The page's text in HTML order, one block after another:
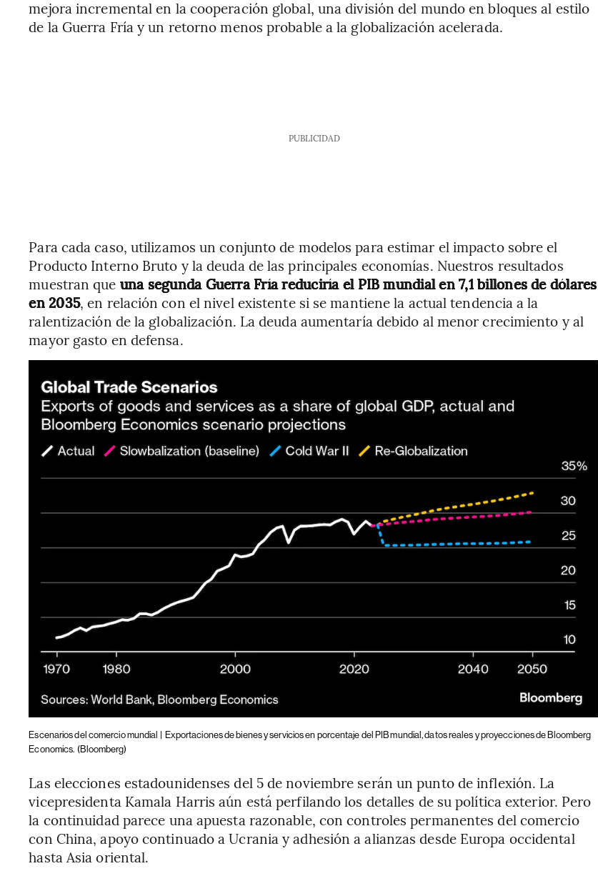
mejora incremental en la cooperación global, una división del mundo en bloques al estilo
de la Guerra Fría y un retorno menos probable a la globalización acelerada.
PUBLICIDAD
Para cada caso, utilizamos un conjunto de modelos para estimar el impacto sobre el
Producto Interno Bruto y la deuda de las principales economías. Nuestros resultados
muestran que una segunda Guerra Fría reduciría el PIB mundial en 7,1 billones de dólares
en 2035, en relación con el nivel existente si se mantiene la actual tendencia a la
ralentización de la globalización. La deuda aumentaría debido al menor crecimiento y al
mayor gasto en defensa.
Escenarios del comercio mundial |
Exportaciones de bienes y servicios en porcentaje del PIB mundial, datos reales y proyecciones de Bloomberg
Economics. (Bloomberg)
Las elecciones estadounidenses del 5 de noviembre serán un punto de inflexión. La
vicepresidenta Kamala Harris aún está perfilando los detalles de su política exterior. Pero
la continuidad parece una apuesta razonable, con controles permanentes del comercio
con China, apoyo continuado a Ucrania y adhesión a alianzas desde Europa occidental
hasta Asia oriental.